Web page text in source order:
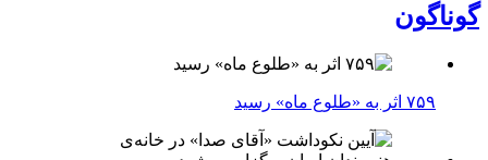
گوناگون
۷۵۹ اثر به «طلوع ماه» رسید